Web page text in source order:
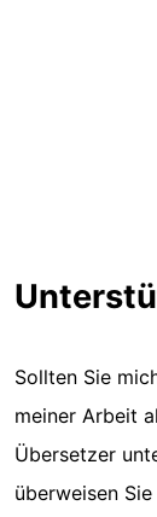
Sollten Sie
meiner Arbeit
Übersetzer
überweisen